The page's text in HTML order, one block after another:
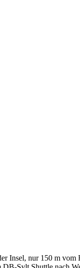
Insel, nur 150 m vom